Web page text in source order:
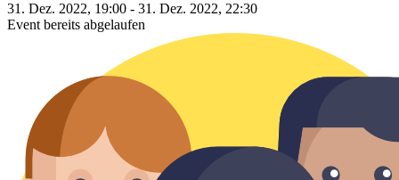
31. Dez. 2022, 19:00 - 31. Dez. 2022, 22:30
Event bereits abgelaufen